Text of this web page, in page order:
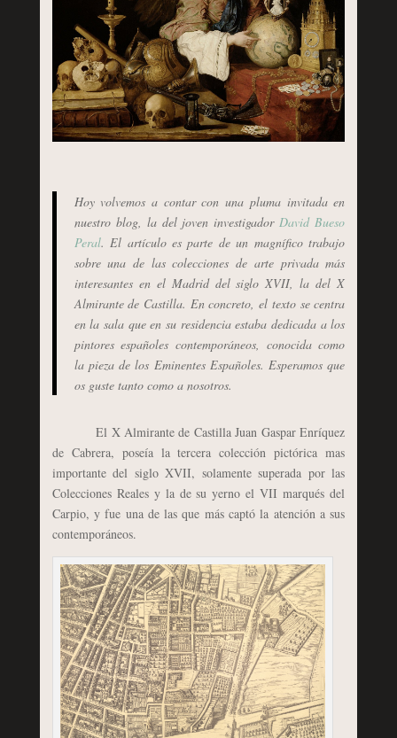
Hoy volvemos a contar con una pluma invitada en
nuestro blog, la del joven investigadorDavid Bueso
Peral. El artículo es parte de un magnífico trabajo
sobre una de las colecciones de arte privada más
interesantes en el Madrid del siglo XVII, la del X
Almirante de Castilla. En concreto, el texto se centra
en la sala que en su residencia estaba dedicada a los
pintores españoles contemporáneos, conocida como
la pieza de los Eminentes Españoles. Esperamos que
os guste tanto como a nosotros.
El X Almirante de Castilla Juan Gaspar Enríquez
de Cabrera, poseía la tercera colección pictórica mas
importante del siglo XVII, solamente superada por las
Colecciones Reales y la de su yerno el VII marqués del
Carpio, y fue una de las que más captó la atención a sus
contemporáneos.